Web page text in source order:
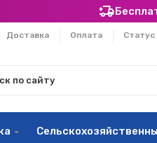
Доставка Оплата Статус